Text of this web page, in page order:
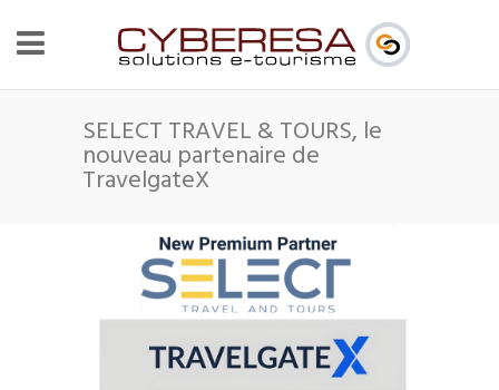
SELECT TRAVEL & TOURS, le
nouveau partenaire de
TravelgateX